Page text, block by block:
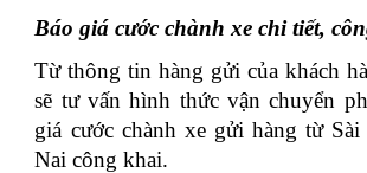
Báo giá cước chành xe chi tiết,
Từ thông tin hàng gửi của khách
sẽ tư vấn hình thức vận chuyển
giá cước chành xe gửi hàng từ
Nai công khai.